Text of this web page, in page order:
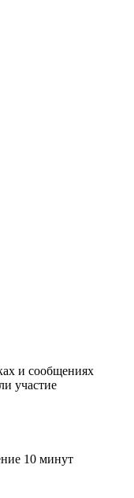
и сообщениях
участие
10 минут